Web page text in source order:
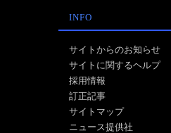
INFO
サイトからのお知らせ
サイトに関するヘルプ
採用情報
訂正記事
サイトマップ
ニュース提供社